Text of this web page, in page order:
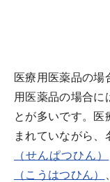
医療用医薬品の場
用医薬品の場合に
とが多いです。医
まれていながら、
（せんぱつひん）
（こうはつひん）
、